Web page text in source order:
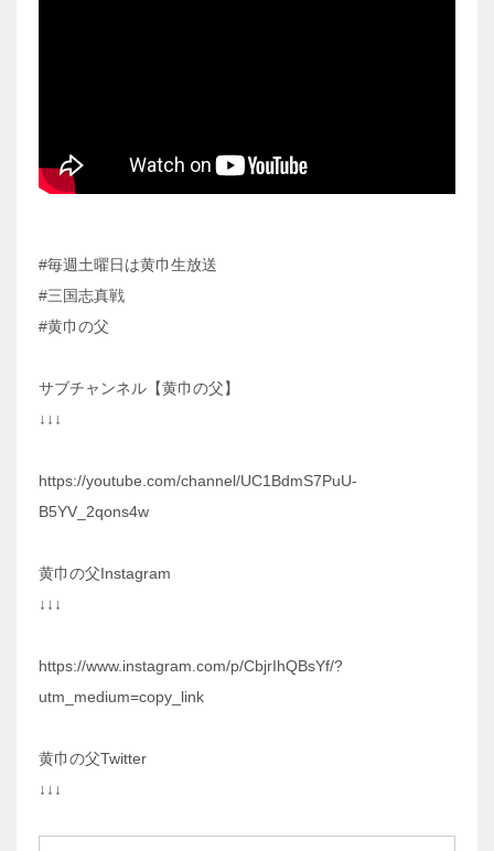
#毎週土曜日は黄巾生放送
#三国志真戦
#黄巾の父
サブチャンネル【黄巾の父】
↓↓↓
https://youtube.com/channel/UC1BdmS7PuU-
B5YV_2qons4w
黄巾の父Instagram
↓↓↓
https://www.instagram.com/p/CbjrIhQBsYf/?
utm_medium=copy_link
黄巾の父Twitter
↓↓↓